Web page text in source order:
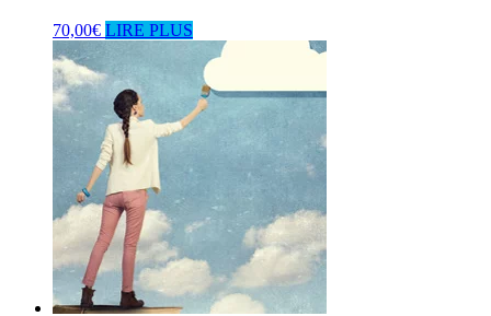
70,00€ LIRE PLUS